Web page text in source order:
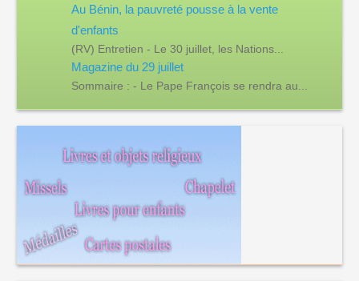
Au Bénin, la pauvreté pousse à la vente
d'enfants
(RV) Entretien - Le 30 juillet, les Nations...
Magazine du 29 juillet
Sommaire : - Le Pape François se rendra au...